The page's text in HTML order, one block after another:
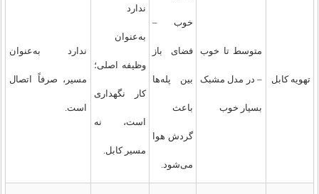
تهویه کابل
متوسط تا خوب
– در مدل مشبک
بسیار خوب
خوب –
فضای باز
بین پله‌ها
باعث
گردش هوا
می‌شود.
ندارد
به‌عنوان
وظیفه اصلی؛
کار نگهداری
است، نه
مسیر کابل.
ندارد به‌عنوان
مسیر، صرفاً اتصال
است.